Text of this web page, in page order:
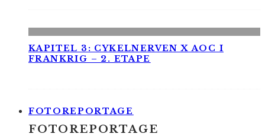
KAPITEL 3: CYKELNERVEN X AOC I
FRANKRIG – 2. ETAPE
FOTOREPORTAGE
FOTOREPORTAGE